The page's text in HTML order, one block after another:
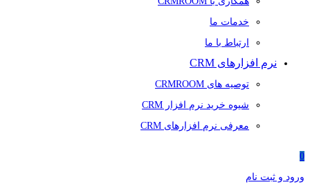
خدمات ما
ارتباط با ما
نرم افزارهای CRM
توصیه های CRMROOM
شیوه خرید نرم افزار CRM
معرفی نرم افزارهای CRM
0
ورود و ثبت نام